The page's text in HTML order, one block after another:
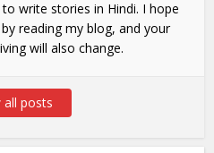
write stories in Hindi. I hope
reading my blog, and your
will also change.
all posts